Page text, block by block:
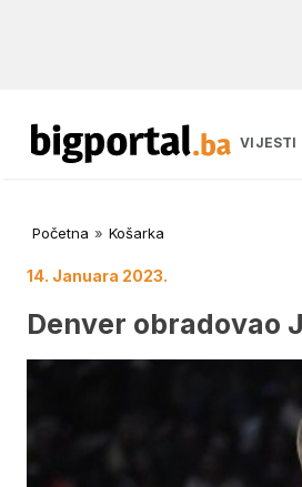
VIJESTI
Početna » Košarka
14. Januara 2023.
Denver obradovao